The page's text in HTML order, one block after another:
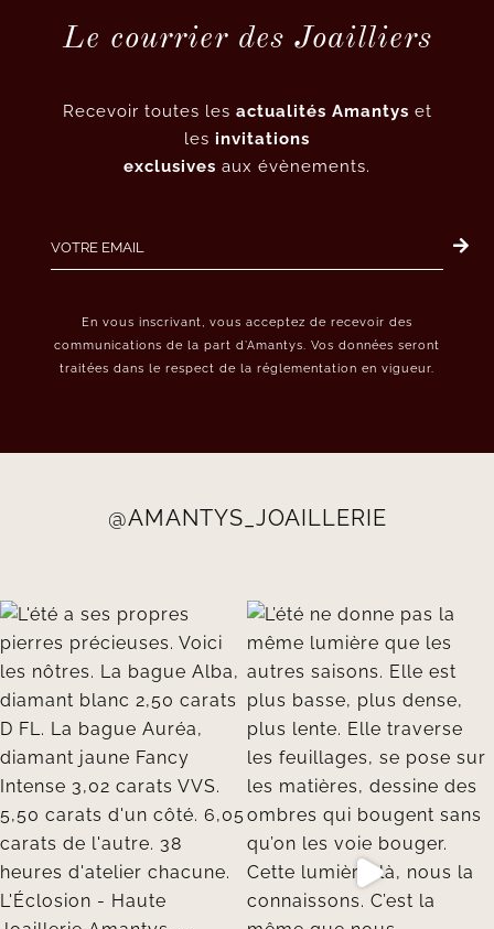
Le courrier des Joailliers
Recevoir toutes les actualités Amantys et
les invitations
exclusives aux évènements.
En vous inscrivant, vous acceptez de recevoir des
communications de la part d’Amantys. Vos données seront
traitées dans le respect de la réglementation en vigueur.
@AMANTYS_JOAILLERIE